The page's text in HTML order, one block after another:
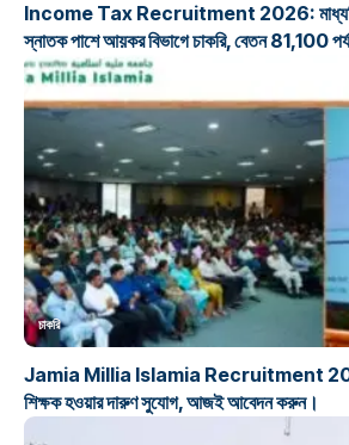
Income Tax Recruitment 2026:
স্নাতক পাশে আয়কর বিভাগে চাকরি, বেতন 81,100
চাকরি
Jamia Millia Islamia Recruitment 2026:
শিক্ষক হওয়ার দারুণ সুযোগ, আজই আবেদন করুন।